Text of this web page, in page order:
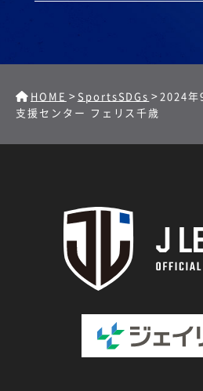
HOME > SportsSDGs >2024
支援センター フェリス千歳